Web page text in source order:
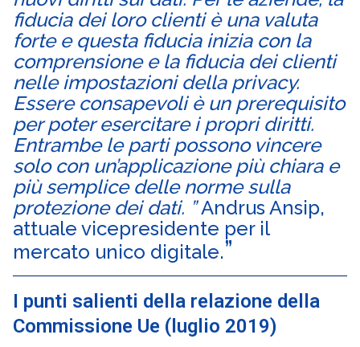
fiducia dei loro clienti è una valuta
forte e questa fiducia inizia con la
comprensione e la fiducia dei clienti
nelle impostazioni della privacy.
Essere consapevoli è un prerequisito
per poter esercitare i propri diritti.
Entrambe le parti possono vincere
solo con un’applicazione più chiara e
più semplice delle norme sulla
protezione dei dati. ”Andrus Ansip,
attuale vicepresidente per il
mercato unico digitale.
I punti salienti della relazione della
Commissione Ue (luglio 2019)